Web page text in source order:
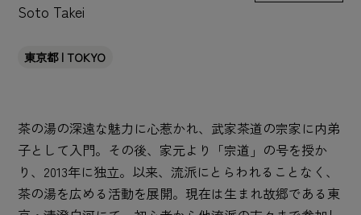
Soto Takei
東京都 | TOKYO
茶の湯の深遠な魅力に心惹かれ、武家茶道の宗家に内弟
子として入門。その後、家元より「宗道」の号を授か
り、2013年に独立。以来、流派にとらわれることなく、
茶の湯を広める活動を展開。現在は生まれ故郷である東